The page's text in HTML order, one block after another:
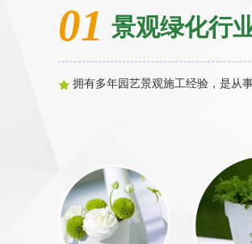
01 景观绿化行
拥有多年园艺景观施工经验，是从